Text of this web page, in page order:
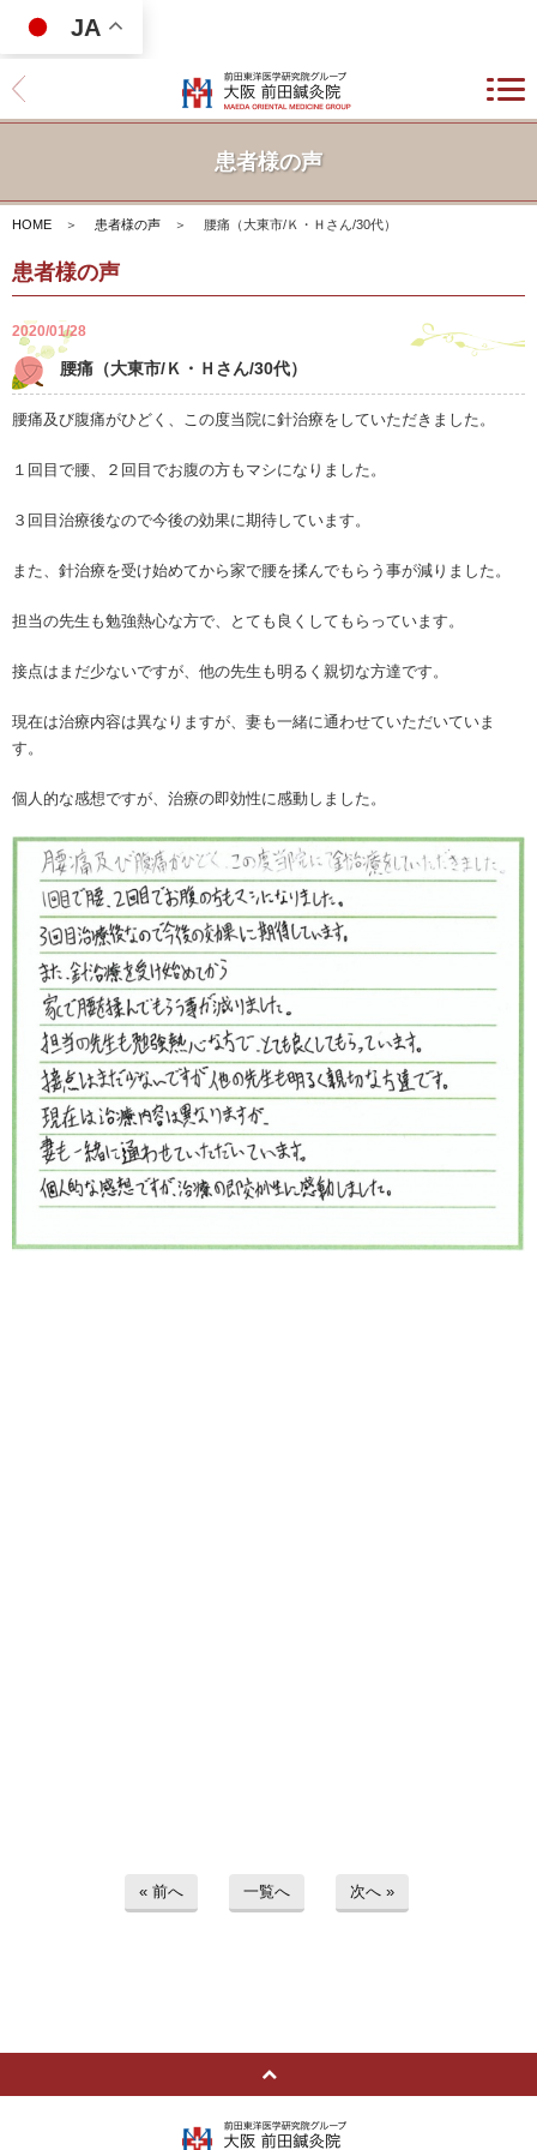
JA
患者様の声
HOME ＞ 患者様の声 ＞ 腰痛（大東市/Ｋ・Ｈさん/30代）
患者様の声
2020/01/28
腰痛（大東市/Ｋ・Ｈさん/30代）
腰痛及び腹痛がひどく、この度当院に針治療をしていただきました。
１回目で腰、２回目でお腹の方もマシになりました。
３回目治療後なので今後の効果に期待しています。
また、針治療を受け始めてから家で腰を揉んでもらう事が減りました。
担当の先生も勉強熱心な方で、とても良くしてもらっています。
接点はまだ少ないですが、他の先生も明るく親切な方達です。
現在は治療内容は異なりますが、妻も一緒に通わせていただいていま
す。
個人的な感想ですが、治療の即効性に感動しました。
« 前へ 一覧へ 次へ »